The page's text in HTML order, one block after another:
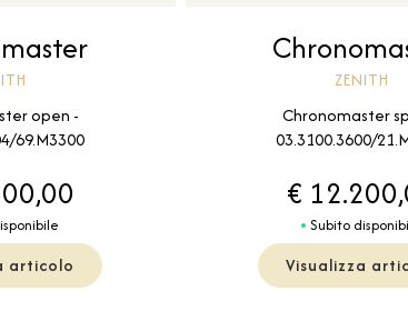
open -
69.M3300
articolo
ZENITH
Chronomaster
03.3100.3600/
€
Subito
Visualizza